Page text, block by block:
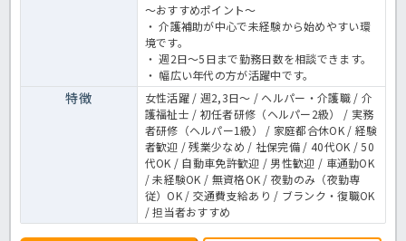
～おすすめポイント～
・ 介護補助が中心で未経験から始めやすい環
境です。
・ 週2日～5日まで勤務日数を相談できます。
・ 幅広い年代の方が活躍中です。
特徴
女性活躍 / 週2,3日～ / ヘルパー・介護職 / 介
護福祉士 / 初任者研修（ヘルパー2級） / 実務
者研修（ヘルパー1級） / 家庭都合休OK / 経験
者歓迎 / 残業少なめ / 社保完備 / 40代OK / 50
代OK / 自動車免許歓迎 / 男性歓迎 / 車通勤OK
/ 未経験OK / 無資格OK / 夜勤のみ（夜勤専
従）OK / 交通費支給あり / ブランク・復職OK
/ 担当者おすすめ